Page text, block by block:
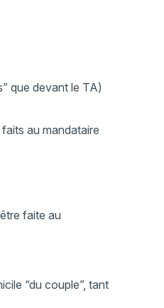
que devant le TA)
au mandataire
faite au
“du couple”, tant